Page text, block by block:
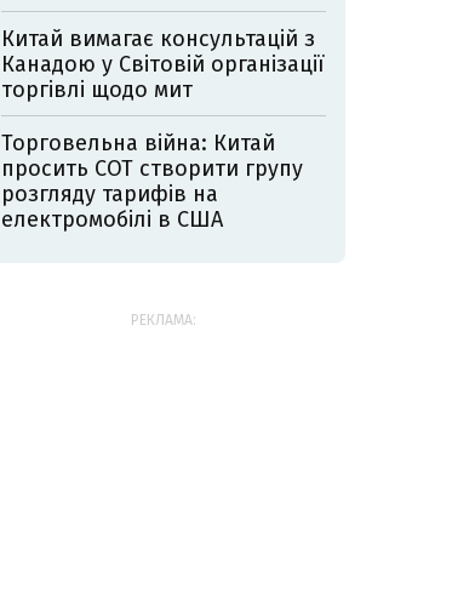
Китай вимагає консультацій з
Канадою у Світовій організації
торгівлі щодо мит
Торговельна війна: Китай
просить СОТ створити групу
розгляду тарифів на
електромобілі в США
РЕКЛАМА: